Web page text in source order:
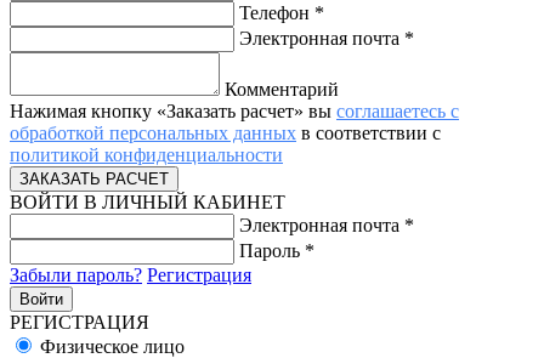
Телефон *
Электронная почта *
Комментарий
Нажимая кнопку «Заказать расчет» вы соглашаетесь с
обработкой персональных данных в соответствии с
политикой конфиденциальности
ВОЙТИ В ЛИЧНЫЙ КАБИНЕТ
Электронная почта *
Пароль *
Забыли пароль? Регистрация
РЕГИСТРАЦИЯ
Физическое лицо